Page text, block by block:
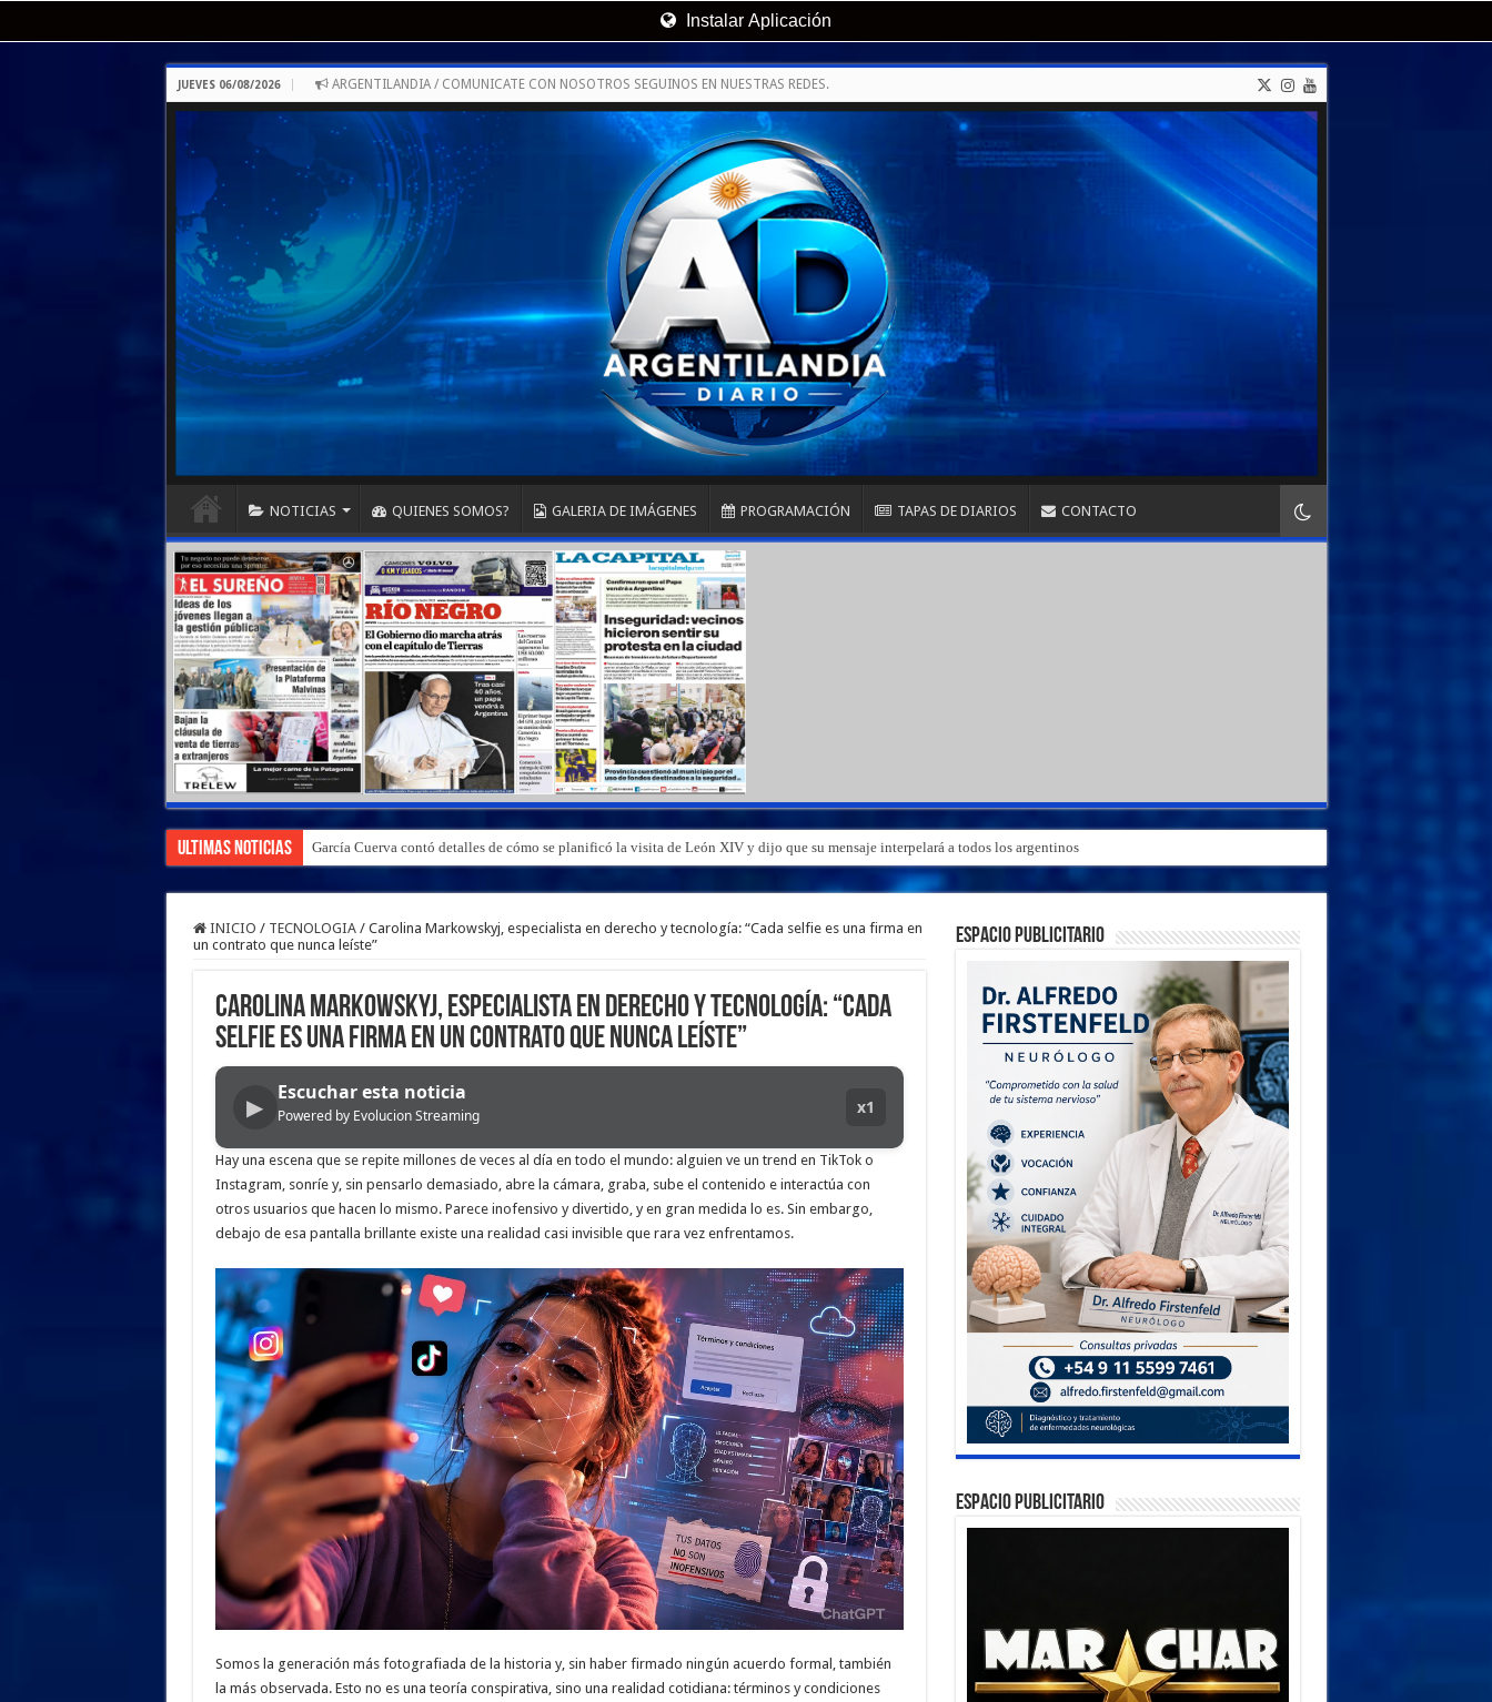
Instalar Aplicación
JUEVES 06/08/2026 ARGENTILANDIA / COMUNICATE CON NOSOTROS SEGUINOS EN NUESTRAS REDES.
NOTICIAS QUIENES SOMOS? GALERIA DE IMÁGENES PROGRAMACIÓN TAPAS DE DIARIOS CONTACTO
Ultimas Noticias García Cuerva contó detalles de cómo se planificó la visita de León XIV y dijo que su mensaje interpelará a todos los argentinos
INICIO / TECNOLOGIA / Carolina Markowskyj, especialista en derecho y tecnología: “Cada selfie es una firma en
un contrato que nunca leíste”
Carolina Markowskyj, especialista en derecho y tecnología: “Cada
selfie es una firma en un contrato que nunca leíste”
▶
Escuchar esta noticia
Powered by Evolucion Streaming x1
Hay una escena que se repite millones de veces al día en todo el mundo: alguien ve un trend en TikTok o
Instagram, sonríe y, sin pensarlo demasiado, abre la cámara, graba, sube el contenido e interactúa con
otros usuarios que hacen lo mismo. Parece inofensivo y divertido, y en gran medida lo es. Sin embargo,
debajo de esa pantalla brillante existe una realidad casi invisible que rara vez enfrentamos.
Somos la generación más fotografiada de la historia y, sin haber firmado ningún acuerdo formal, también
la más observada. Esto no es una teoría conspirativa, sino una realidad cotidiana: términos y condiciones
ESPACIO PUBLICITARIO
ESPACIO PUBLICITARIO